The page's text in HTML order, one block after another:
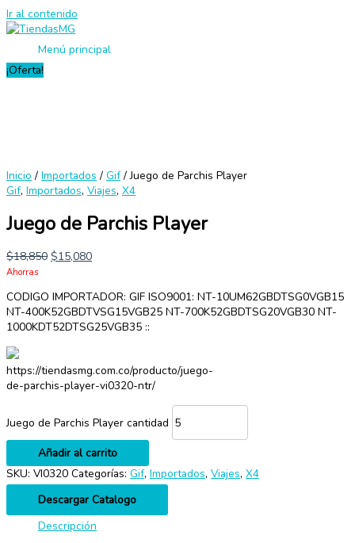
Ir al contenido
Menú principal
¡Oferta!
Inicio / Importados / Gif/ Juego de Parchis Player
Gif, Importados, Viajes, X4
Juego de Parchis Player
$18,850 $15,080
Ahorras
CODIGO IMPORTADOR: GIF ISO9001: NT-10UM62GBDTSG0VGB15
NT-400K52GBDTVSG15VGB25 NT-700K52GBDTSG20VGB30 NT-
1000KDT52DTSG25VGB35 ::
https://tiendasmg.com.co/producto/juego-
de-parchis-player-vi0320-ntr/
Juego de Parchis Player cantidad
Añadir al carrito
SKU: VI0320 Categorías: Gif, Importados, Viajes, X4
Descargar Catalogo
Descripción